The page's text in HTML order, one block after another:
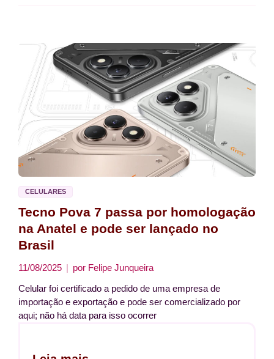
CELULARES
Tecno Pova 7 passa por homologação
na Anatel e pode ser lançado no
Brasil
11/08/2025 por Felipe Junqueira
Celular foi certificado a pedido de uma empresa de
importação e exportação e pode ser comercializado por
aqui; não há data para isso ocorrer